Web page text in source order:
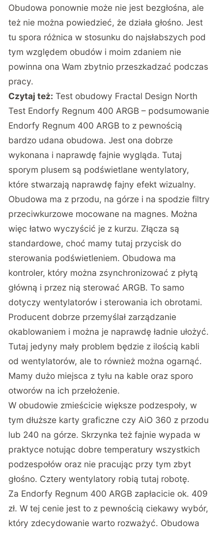
Obudowa ponownie może nie jest bezgłośna, ale
też nie można powiedzieć, że działa głośno. Jest
tu spora różnica w stosunku do najsłabszych pod
tym względem obudów i moim zdaniem nie
powinna ona Wam zbytnio przeszkadzać podczas
pracy.
Czytaj też: Test obudowy Fractal Design North
Test Endorfy Regnum 400 ARGB – podsumowanie
Endorfy Regnum 400 ARGB to z pewnością
bardzo udana obudowa. Jest ona dobrze
wykonana i naprawdę fajnie wygląda. Tutaj
sporym plusem są podświetlane wentylatory,
które stwarzają naprawdę fajny efekt wizualny.
Obudowa ma z przodu, na górze i na spodzie filtry
przeciwkurzowe mocowane na magnes. Można
więc łatwo wyczyścić je z kurzu. Złącza są
standardowe, choć mamy tutaj przycisk do
sterowania podświetleniem. Obudowa ma
kontroler, który można zsynchronizować z płytą
główną i przez nią sterować ARGB. To samo
dotyczy wentylatorów i sterowania ich obrotami.
Producent dobrze przemyślał zarządzanie
okablowaniem i można je naprawdę ładnie ułożyć.
Tutaj jedyny mały problem będzie z ilością kabli
od wentylatorów, ale to również można ogarnąć.
Mamy dużo miejsca z tyłu na kable oraz sporo
otworów na ich przełożenie.
W obudowie zmieścicie większe podzespoły, w
tym dłuższe karty graficzne czy AiO 360 z przodu
lub 240 na górze. Skrzynka też fajnie wypada w
praktyce notując dobre temperatury wszystkich
podzespołów oraz nie pracując przy tym zbyt
głośno. Cztery wentylatory robią tutaj robotę.
Za Endorfy Regnum 400 ARGB zapłacicie ok. 409
zł. W tej cenie jest to z pewnością ciekawy wybór,
który zdecydowanie warto rozważyć. Obudowa